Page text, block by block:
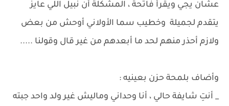
عشان يجي ويقرأ فاتحة ، المشكلة أن نبيل اللي عايز
يتقدم لجميلة وخطيب سما الأولاني أوحش من بعض
ولازم أحذر منهم لحد ما أبعدهم من غير قال وقولنا .....
وأضاف بلمحة حزن بعينيه :
_ أنتِ شايفة حالي ، أنا وحداني وماليش غير ولد واحد جبته